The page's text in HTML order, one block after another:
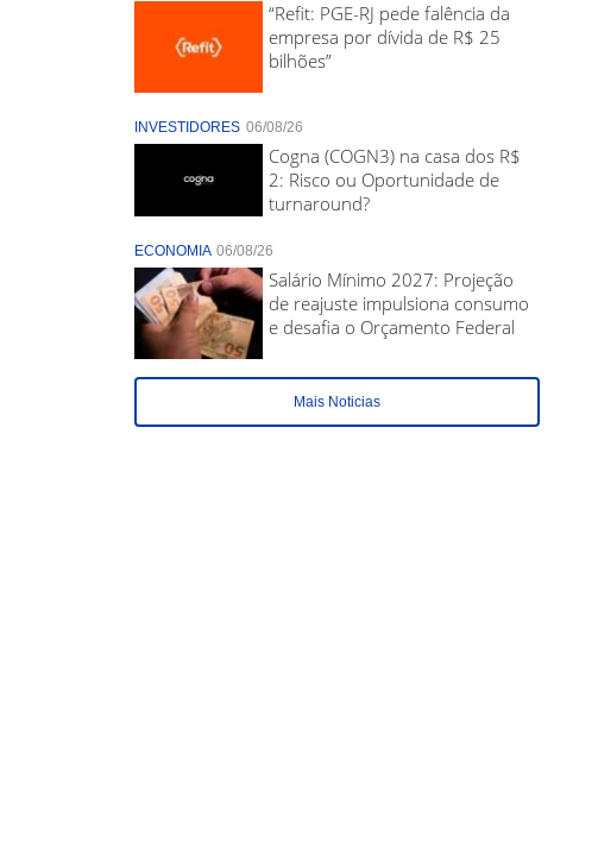
“Refit: PGE-RJ pede falência da
empresa por dívida de R$ 25
bilhões”
INVESTIDORES 06/08/26
Cogna (COGN3) na casa dos R$
2: Risco ou Oportunidade de
turnaround?
ECONOMIA 06/08/26
Salário Mínimo 2027: Projeção
de reajuste impulsiona consumo
e desafia o Orçamento Federal
Mais Noticias